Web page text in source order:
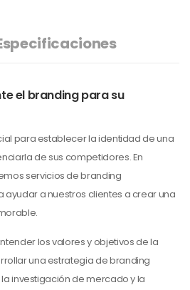
el branding para su
para establecer la identidad de una
de sus competidores. En
servicios de branding
a nuestros clientes a crear una
los valores y objetivos de la
una estrategia de branding
investigación de mercado y la